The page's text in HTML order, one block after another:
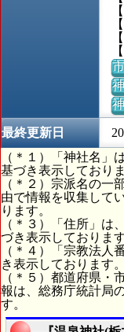
最終更新日
（＊１）「神社名」
基づき表示しておりま
（＊２）宗派名の一
由で情報を収集して
ります。
（＊３）「住所」は
づき表示しております
（＊４）「宗教法人
き表示しております。
（＊５）都道府県・
報は、総務庁統計局
す。